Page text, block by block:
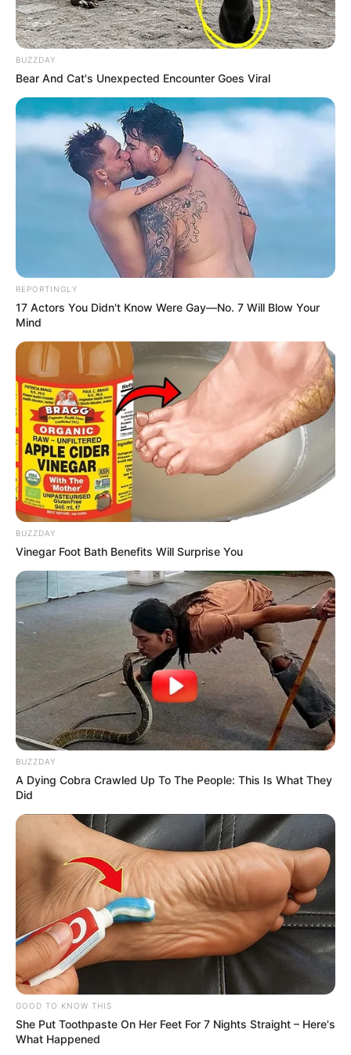
BUZZDAY
Bear And Cat's Unexpected Encounter Goes Viral
REPORTINGLY
17 Actors You Didn't Know Were Gay—No. 7 Will Blow Your
Mind
BUZZDAY
Vinegar Foot Bath Benefits Will Surprise You
BUZZDAY
A Dying Cobra Crawled Up To The People: This Is What They
Did
GOOD TO KNOW THIS
She Put Toothpaste On Her Feet For 7 Nights Straight – Here's
What Happened